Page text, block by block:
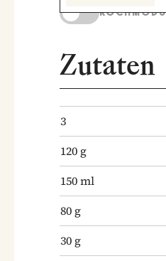
Zutaten
3
120 g
150ml
80 g
30 g